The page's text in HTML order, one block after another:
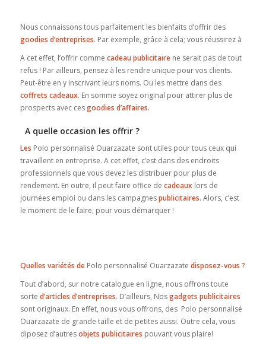
Nous connaissons tous parfaitement les bienfaits d’offrir des
goodies d’entreprises. Par exemple, grâce à cela; vous réussirez à
A cet effet, l’offrir comme cadeau publicitairene serait pas de tout
refus ! Par ailleurs, pensez à les rendre unique pour vos clients.
Peut-être en y inscrivant leurs noms. Ou les mettre dans des
coffrets cadeaux. En somme soyez original pour attirer plus de
prospects avec cesgoodies d’affaires.
A quelle occasion les offrir ?
Les Polo personnalisé Ouarzazate sont utiles pour tous ceux qui
travaillent en entreprise. A cet effet, c’est dans des endroits
professionnels que vous devez les distribuer pour plus de
rendement. En outre, il peut faire office de cadeauxlors de
journées emploi ou dans les campagnespublicitaires. Alors, c’est
le moment de le faire, pour vous démarquer !
Quelles variétés de Polo personnalisé Ouarzazate disposez-vous ?
Tout d’abord, sur notre catalogue en ligne, nous offrons toute
sorte d’articles d’entreprises. D’ailleurs, Nosgadgets publicitaires
sont originaux. En effet, nous vous offrons, des Polo personnalisé
Ouarzazate de grande taille et de petites aussi. Outre cela, vous
diposez d’autresobjets publicitaires pouvant vous plaire!